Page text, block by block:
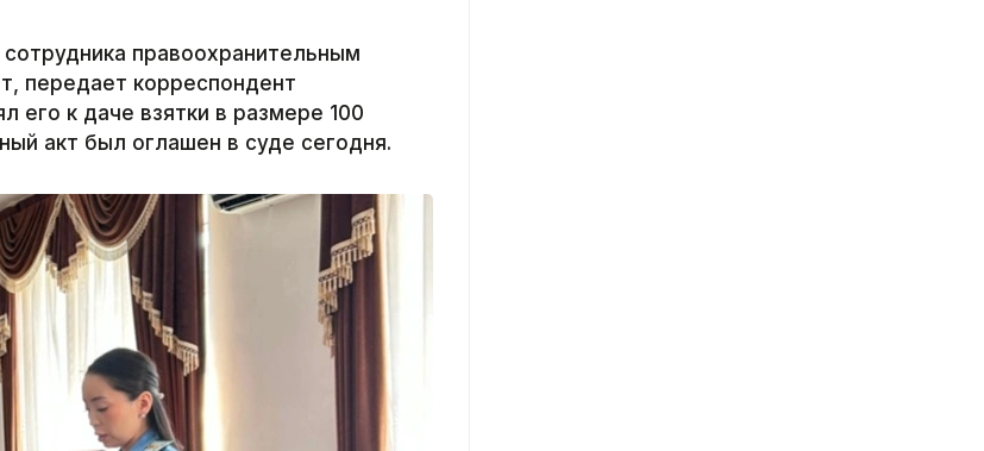
правоохранительным
передает корреспондент
его к даче взятки в размере 100
акт был оглашен в суде сегодня.